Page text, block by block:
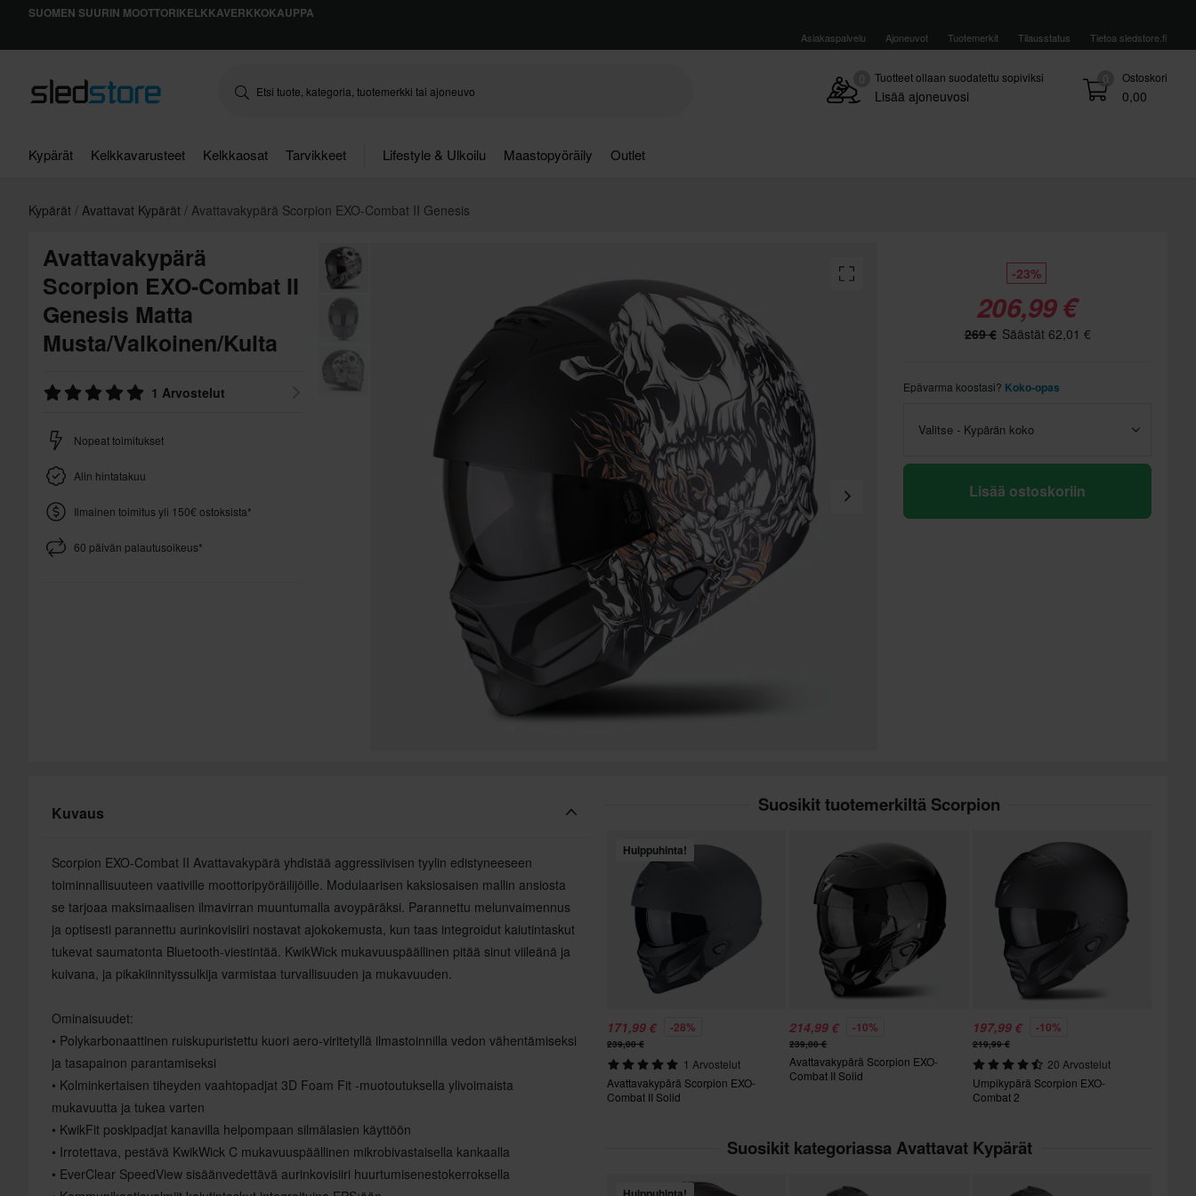
SUOMEN SUURIN MOOTTORIKELKKAVERKKOKAUPPA
Asiakaspalvelu Ajoneuvot Tuotemerkit Tilausstatus Tietoa sledstore.fi
0 Ostoskori
0,00
Tuotteet ollaan suodatettu sopiviksi
Lisää ajoneuvosi
Kypärät Kelkkavarusteet Kelkkaosat Tarvikkeet Lifestyle & Ulkoilu Maastopyöräily Outlet
Kypärät Avattavat Kypärät Avattavakypärä Scorpion EXO-Combat II Genesis
Avattavakypärä
Scorpion EXO-Combat II
Genesis Matta
Musta/Valkoinen/Kulta
1 Arvostelut
Nopeat toimitukset
Alin hintatakuu
Ilmainen toimitus yli 150€ ostoksista*
60 päivän palautusoikeus*
-23%
206,99 €
269 € Säästät 62,01 €
Epävarma koostasi? Koko-opas
Valitse - Kypärän koko
Lisää ostoskoriin
Kuvaus
Scorpion EXO-Combat II Avattavakypärä yhdistää aggressiivisen tyylin edistyneeseen
toiminnallisuuteen vaativille moottoripyöräilijöille. Modulaarisen kaksiosaisen mallin ansiosta
se tarjoaa maksimaalisen ilmavirran muuntumalla avoypäräksi. Parannettu melunvaimennus
ja optisesti parannettu aurinkovisiiri nostavat ajokokemusta, kun taas integroidut kaiutintaskut
tukevat saumatonta Bluetooth-viestintää. KwikWick mukavuuspäällinen pitää sinut viileänä ja
kuivana, ja pikakiinnityssulkija varmistaa turvallisuuden ja mukavuuden.
Ominaisuudet:
• Polykarbonaattinen ruiskupuristettu kuori aero-viritetyllä ilmastoinnilla vedon vähentämiseksi
ja tasapainon parantamiseksi
• Kolminkertaisen tiheyden vaahtopadjat 3D Foam Fit -muotoutuksella ylivoimaista
mukavuutta ja tukea varten
• KwikFit poskipadjat kanavilla helpompaan silmälasien käyttöön
• Irrotettava, pestävä KwikWick C mukavuuspäällinen mikrobivastaisella kankaalla
• EverClear SpeedView sisäänvedettävä aurinkovisiiri huurtumisenestokerroksella
Suosikit tuotemerkiltä Scorpion
Huippuhinta!
171,99 € -28%
239,00 €
1 Arvostelut
Avattavakypärä Scorpion EXO-
Combat II Solid
214,99 € -10%
239,00 €
Avattavakypärä Scorpion EXO-
Combat II Solid
197,99 € -10%
219,99 €
20 Arvostelut
Umpikypärä Scorpion EXO-
Combat 2
Suosikit kategoriassa Avattavat Kypärät